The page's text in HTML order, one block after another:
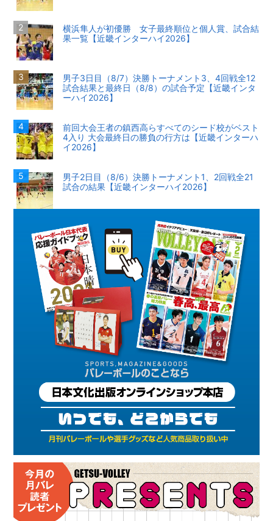
横浜隼人が初優勝 女子最終順位と個人賞、試合結
果一覧【近畿インターハイ2026】
男子3日目（8/7）決勝トーナメント3、4回戦全12
試合結果と最終日（8/8）の試合予定【近畿インタ
ーハイ2026】
前回大会王者の鎮西高らすべてのシード校がベスト
4入り 大会最終日の勝負の行方は【近畿インターハ
イ2026】
男子2日目（8/6）決勝トーナメント1、2回戦全21
試合の結果【近畿インターハイ2026】